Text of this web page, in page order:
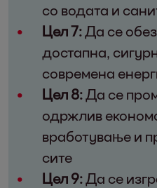
со водата и
Цел 7:Да се
достапна,
современа
Цел 8:Да се
одржлив
вработување и
сите
Цел 9:Да се